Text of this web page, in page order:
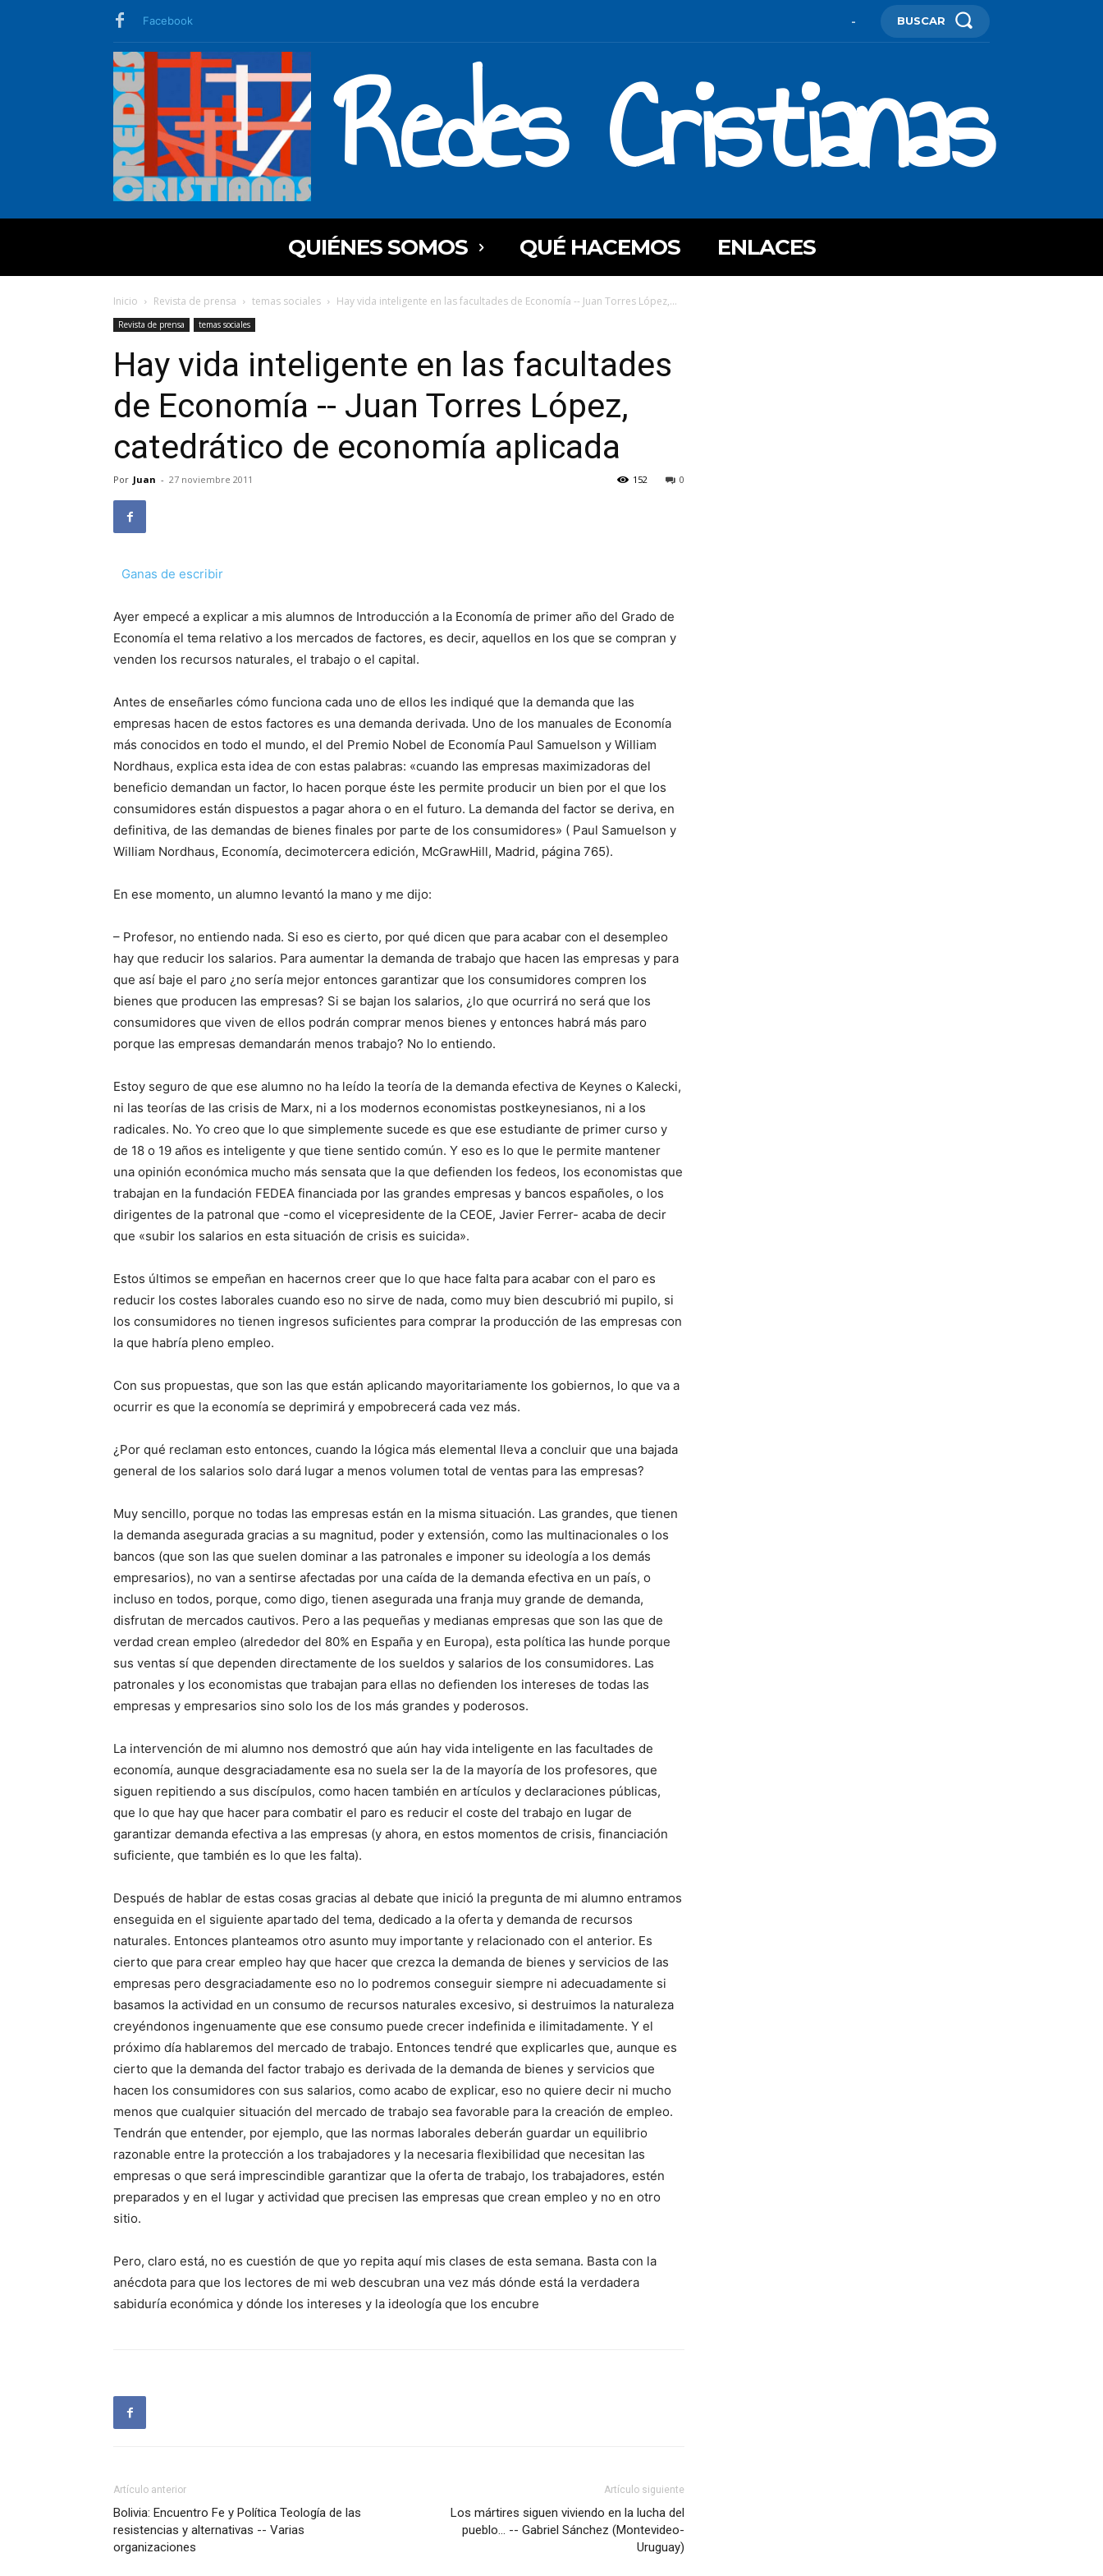
Facebook - BUSCAR
Redes Cristianas
QUIÉNES SOMOS QUÉ HACEMOS ENLACES
Inicio Revista de prensa temas sociales Hay vida inteligente en las facultades de Economía -- Juan Torres López,...
Revista de prensa temas sociales
Hay vida inteligente en las facultades
de Economía -- Juan Torres López,
catedrático de economía aplicada
Por Juan - 27 noviembre 2011 0
152
Ganas de escribir
Ayer empecé a explicar a mis alumnos de Introducción a la Economía de primer año del Grado de
Economía el tema relativo a los mercados de factores, es decir, aquellos en los que se compran y
venden los recursos naturales, el trabajo o el capital.
Antes de enseñarles cómo funciona cada uno de ellos les indiqué que la demanda que las
empresas hacen de estos factores es una demanda derivada. Uno de los manuales de Economía
más conocidos en todo el mundo, el del Premio Nobel de Economía Paul Samuelson y William
Nordhaus, explica esta idea de con estas palabras: «cuando las empresas maximizadoras del
beneficio demandan un factor, lo hacen porque éste les permite producir un bien por el que los
consumidores están dispuestos a pagar ahora o en el futuro. La demanda del factor se deriva, en
definitiva, de las demandas de bienes finales por parte de los consumidores» ( Paul Samuelson y
William Nordhaus, Economía, decimotercera edición, McGrawHill, Madrid, página 765).
En ese momento, un alumno levantó la mano y me dijo:
– Profesor, no entiendo nada. Si eso es cierto, por qué dicen que para acabar con el desempleo
hay que reducir los salarios. Para aumentar la demanda de trabajo que hacen las empresas y para
que así baje el paro ¿no sería mejor entonces garantizar que los consumidores compren los
bienes que producen las empresas? Si se bajan los salarios, ¿lo que ocurrirá no será que los
consumidores que viven de ellos podrán comprar menos bienes y entonces habrá más paro
porque las empresas demandarán menos trabajo? No lo entiendo.
Estoy seguro de que ese alumno no ha leído la teoría de la demanda efectiva de Keynes o Kalecki,
ni las teorías de las crisis de Marx, ni a los modernos economistas postkeynesianos, ni a los
radicales. No. Yo creo que lo que simplemente sucede es que ese estudiante de primer curso y
de 18 o 19 años es inteligente y que tiene sentido común. Y eso es lo que le permite mantener
una opinión económica mucho más sensata que la que defienden los fedeos, los economistas que
trabajan en la fundación FEDEA financiada por las grandes empresas y bancos españoles, o los
dirigentes de la patronal que -como el vicepresidente de la CEOE, Javier Ferrer- acaba de decir
que «subir los salarios en esta situación de crisis es suicida».
Estos últimos se empeñan en hacernos creer que lo que hace falta para acabar con el paro es
reducir los costes laborales cuando eso no sirve de nada, como muy bien descubrió mi pupilo, si
los consumidores no tienen ingresos suficientes para comprar la producción de las empresas con
la que habría pleno empleo.
Con sus propuestas, que son las que están aplicando mayoritariamente los gobiernos, lo que va a
ocurrir es que la economía se deprimirá y empobrecerá cada vez más.
¿Por qué reclaman esto entonces, cuando la lógica más elemental lleva a concluir que una bajada
general de los salarios solo dará lugar a menos volumen total de ventas para las empresas?
Muy sencillo, porque no todas las empresas están en la misma situación. Las grandes, que tienen
la demanda asegurada gracias a su magnitud, poder y extensión, como las multinacionales o los
bancos (que son las que suelen dominar a las patronales e imponer su ideología a los demás
empresarios), no van a sentirse afectadas por una caída de la demanda efectiva en un país, o
incluso en todos, porque, como digo, tienen asegurada una franja muy grande de demanda,
disfrutan de mercados cautivos. Pero a las pequeñas y medianas empresas que son las que de
verdad crean empleo (alrededor del 80% en España y en Europa), esta política las hunde porque
sus ventas sí que dependen directamente de los sueldos y salarios de los consumidores. Las
patronales y los economistas que trabajan para ellas no defienden los intereses de todas las
empresas y empresarios sino solo los de los más grandes y poderosos.
La intervención de mi alumno nos demostró que aún hay vida inteligente en las facultades de
economía, aunque desgraciadamente esa no suela ser la de la mayoría de los profesores, que
siguen repitiendo a sus discípulos, como hacen también en artículos y declaraciones públicas,
que lo que hay que hacer para combatir el paro es reducir el coste del trabajo en lugar de
garantizar demanda efectiva a las empresas (y ahora, en estos momentos de crisis, financiación
suficiente, que también es lo que les falta).
Después de hablar de estas cosas gracias al debate que inició la pregunta de mi alumno entramos
enseguida en el siguiente apartado del tema, dedicado a la oferta y demanda de recursos
naturales. Entonces planteamos otro asunto muy importante y relacionado con el anterior. Es
cierto que para crear empleo hay que hacer que crezca la demanda de bienes y servicios de las
empresas pero desgraciadamente eso no lo podremos conseguir siempre ni adecuadamente si
basamos la actividad en un consumo de recursos naturales excesivo, si destruimos la naturaleza
creyéndonos ingenuamente que ese consumo puede crecer indefinida e ilimitadamente. Y el
próximo día hablaremos del mercado de trabajo. Entonces tendré que explicarles que, aunque es
cierto que la demanda del factor trabajo es derivada de la demanda de bienes y servicios que
hacen los consumidores con sus salarios, como acabo de explicar, eso no quiere decir ni mucho
menos que cualquier situación del mercado de trabajo sea favorable para la creación de empleo.
Tendrán que entender, por ejemplo, que las normas laborales deberán guardar un equilibrio
razonable entre la protección a los trabajadores y la necesaria flexibilidad que necesitan las
empresas o que será imprescindible garantizar que la oferta de trabajo, los trabajadores, estén
preparados y en el lugar y actividad que precisen las empresas que crean empleo y no en otro
sitio.
Pero, claro está, no es cuestión de que yo repita aquí mis clases de esta semana. Basta con la
anécdota para que los lectores de mi web descubran una vez más dónde está la verdadera
sabiduría económica y dónde los intereses y la ideología que los encubre
Artículo anterior
Bolivia: Encuentro Fe y Política Teología de las
resistencias y alternativas -- Varias
organizaciones
Artículo siguiente
Los mártires siguen viviendo en la lucha del
pueblo… -- Gabriel Sánchez (Montevideo-
Uruguay)